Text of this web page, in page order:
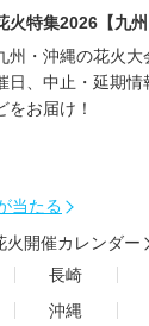
火特集2026【九州
州・沖縄の花火
日、中止・延期情
をお届け！
当たる
火開催カレンダー
長崎
沖縄